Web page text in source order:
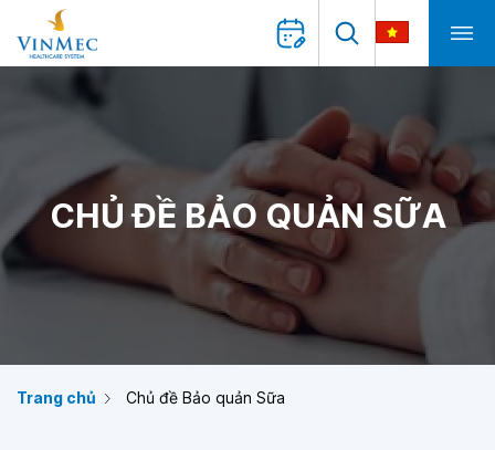
CHỦ ĐỀ BẢO QUẢN SỮA
Trang chủ Chủ đề Bảo quản Sữa